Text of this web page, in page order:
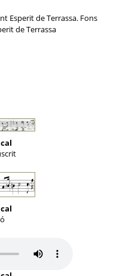
Esperit de Terrassa. Fons
de Terrassa